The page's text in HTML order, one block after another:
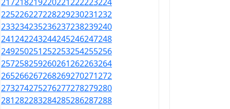
225226227228229230231232
233234235236237238239240
241242243244245246247248
249250251252253254255256
257258259260261262263264
265266267268269270271272
273274275276277278279280
281282283284285286287288